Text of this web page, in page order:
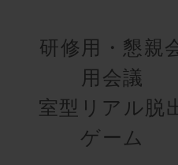
研修用・懇親
用会議
室型リアル脱
ゲーム